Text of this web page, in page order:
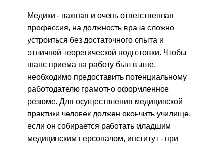
Медики - важная и очень ответственная
профессия, на должность врача сложно
устроиться без достаточного опыта и
отличной теоретической подготовки. Чтобы
шанс приема на работу был выше,
необходимо предоставить потенциальному
работодателю грамотно оформленное
резюме. Для осуществления медицинской
практики человек должен окончить училище,
если он собирается работать младшим
медицинским персоналом, институт - при